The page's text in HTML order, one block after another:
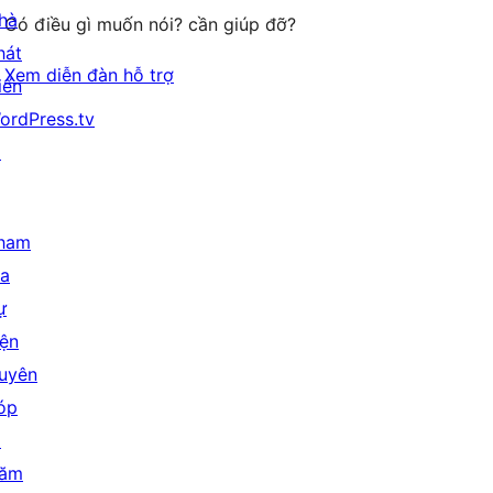
Có điều gì muốn nói? cần giúp đỡ?
Xem diễn đàn hỗ trợ